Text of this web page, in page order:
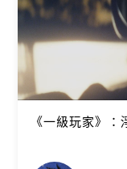
《一級玩家》